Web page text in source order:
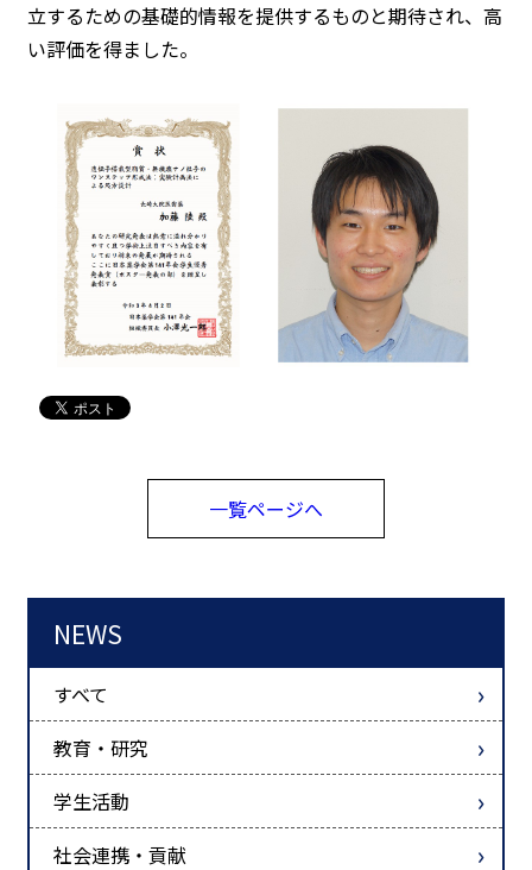
立するための基礎的情報を提供するものと期待され、高
い評価を得ました。
一覧ページへ
NEWS
すべて
教育・研究
学生活動
社会連携・貢献